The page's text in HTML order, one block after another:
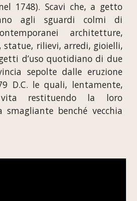
1748). Scavi che, a getto
agli sguardi colmi di
architetture,
statue, rilievi, arredi, gioielli,
d’uso quotidiano di due
sepolte dalle eruzione
D.C. le quali, lentamente,
restituendo la loro
smagliante benché vecchia